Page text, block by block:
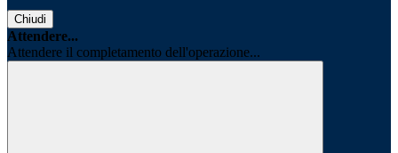
Chiudi
Attendere...
Attendere il completamento dell'operazione...